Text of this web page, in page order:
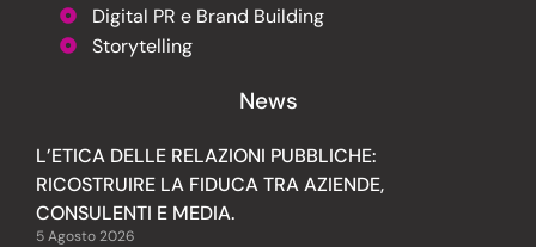
Digital PR e Brand Building
Storytelling
News
L’ETICA DELLE RELAZIONI PUBBLICHE:
RICOSTRUIRE LA FIDUCA TRA AZIENDE,
CONSULENTI E MEDIA.
5 Agosto 2026